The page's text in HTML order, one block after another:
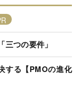
つの要件」
する【PMOの進化